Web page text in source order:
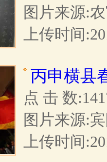
图片来源:
上传时间
丙申横县
点 击 数
图片来源:
上传时间